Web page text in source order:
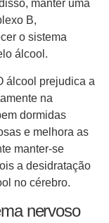
manter uma
B,
o sistema
álcool.
álcool prejudica a
na
dormidas
e melhora as
manter-se
a desidratação
no cérebro.
nervoso